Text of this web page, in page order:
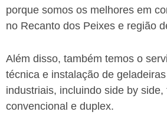
porque somos os melhores em
no Recanto dos Peixes e região
Além disso, também temos o
técnica e instalação de
industriais, incluindo side by side,
convencional e duplex.